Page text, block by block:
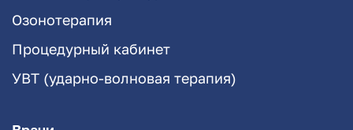
Озонотерапия
Процедурный кабинет
УВТ (ударно-волновая терапия)